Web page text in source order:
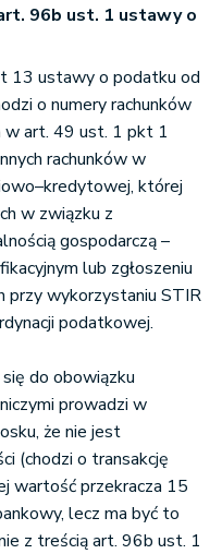
96b ust. 1 ustawy o
13 ustawy o podatku od
o numery rachunków
w art. 49 ust. 1 pkt 1
rachunków w
której
w związku z
gospodarczą –
lub zgłoszeniu
przy wykorzystaniu STIR
podatkowej.
do obowiązku
prowadzi w
że nie jest
(chodzi o transakcję
wartość przekracza 15
lecz ma być to
z treścią art. 96b ust. 1